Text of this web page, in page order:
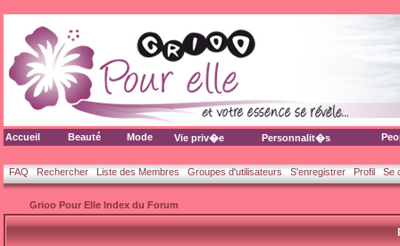
Accueil Beauté Mode Vie priv�e Personnalit�s
FAQ Rechercher Liste des Membres Groupes d'utilisateurs S'enregistrer Profil Se
Grioo Pour Elle Index du Forum